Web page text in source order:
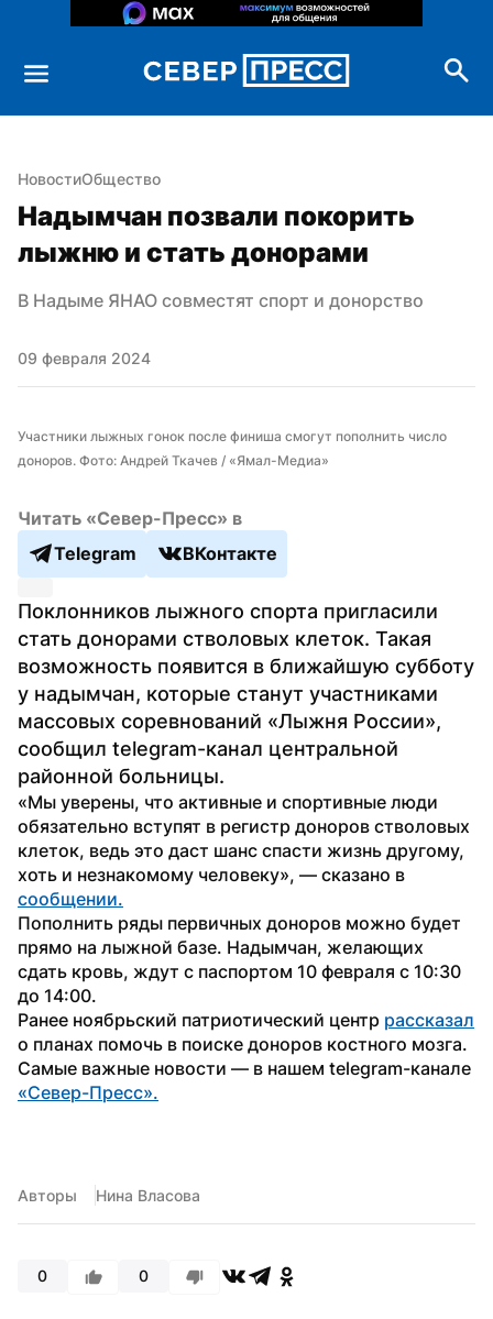
НовостиОбщество
Надымчан позвали покорить
лыжню и стать донорами
В Надыме ЯНАО совместят спорт и донорство
09 февраля 2024
Участники лыжных гонок после финиша смогут пополнить число
доноров. Фото: Андрей Ткачев / «Ямал-Медиа»
Читать «Север-Пресс» в
Telegram
ВКонтакте
Поклонников лыжного спорта пригласили
стать донорами стволовых клеток. Такая
возможность появится в ближайшую субботу
у надымчан, которые станут участниками
массовых соревнований «Лыжня России»,
сообщил telegram-канал центральной
районной больницы.
«Мы уверены, что активные и спортивные люди
обязательно вступят в регистр доноров стволовых
клеток, ведь это даст шанс спасти жизнь другому,
сообщении.
Пополнить ряды первичных доноров можно будет
прямо на лыжной базе. Надымчан, желающих
сдать кровь, ждут с паспортом 10 февраля с 10:30
до 14:00.
Ранее ноябрьский патриотический центр рассказал
о планах помочь в поиске доноров костного мозга.
«Север-Пресс».
Авторы Нина Власова
0 0